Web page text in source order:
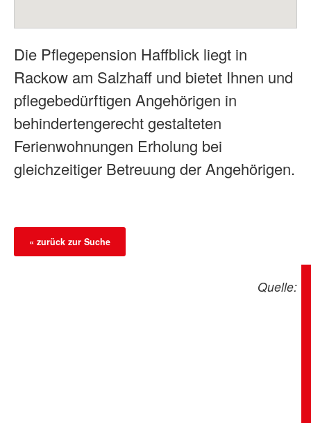
Die Pflegepension Haffblick liegt in
Rackow am Salzhaff und bietet Ihnen und
pflegebedürftigen Angehörigen in
behindertengerecht gestalteten
Ferienwohnungen Erholung bei
gleichzeitiger Betreuung der Angehörigen.
« zurück zur Suche
Quelle: